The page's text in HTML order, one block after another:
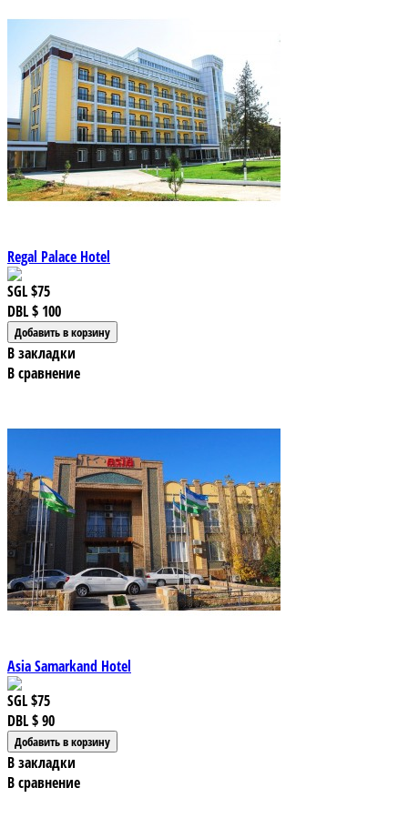
Regal Palace Hotel
SGL$75
DBL$ 100
В закладки
В сравнение
Asia Samarkand Hotel
SGL$75
DBL$ 90
В закладки
В сравнение